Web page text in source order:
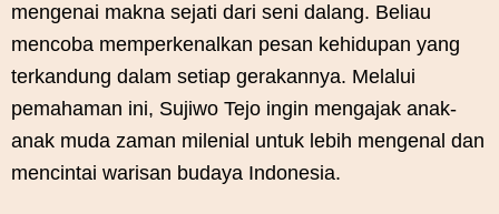
mengenai makna sejati dari seni dalang. Beliau
mencoba memperkenalkan pesan kehidupan yang
terkandung dalam setiap gerakannya. Melalui
pemahaman ini, Sujiwo Tejo ingin mengajak anak-
anak muda zaman milenial untuk lebih mengenal dan
mencintai warisan budaya Indonesia.